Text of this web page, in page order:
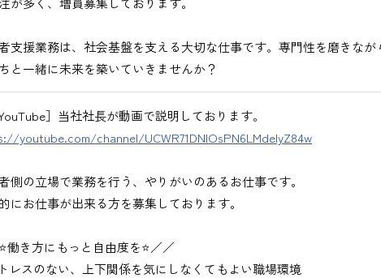
務
支援業務は、社会基盤を支える大切な仕事です。専門性を磨きな
と一緒に未来を築いていきませんか？
］当社社長が動画で説明しております。
youtube.com/channel/UCWR71DNlOsPN6LMdeIyZ84w
側の立場で業務を行う、やりがいのあるお仕事です。
にお仕事が出来る方を募集しております。
働き方にもっと自由度を⭐／／
レスのない、上下関係を気にしなくてもよい職場環境